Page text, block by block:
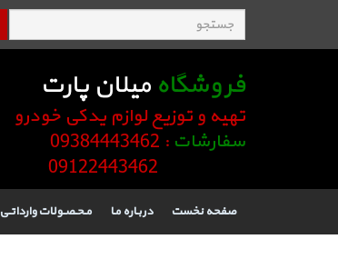
فروشگاه میلان پارت
تهیه و توزیع لوازم یدکی خودرو
سفارشات : 09384443462
صفحه نخست دربـاره مـا مـحـصـولات وارداتـی